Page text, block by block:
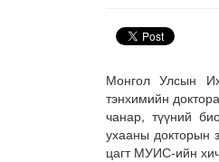
Монгол Улсын
тэнхимийн
чанар, түүний
ухааны докторын
цагт МУИС-ийн